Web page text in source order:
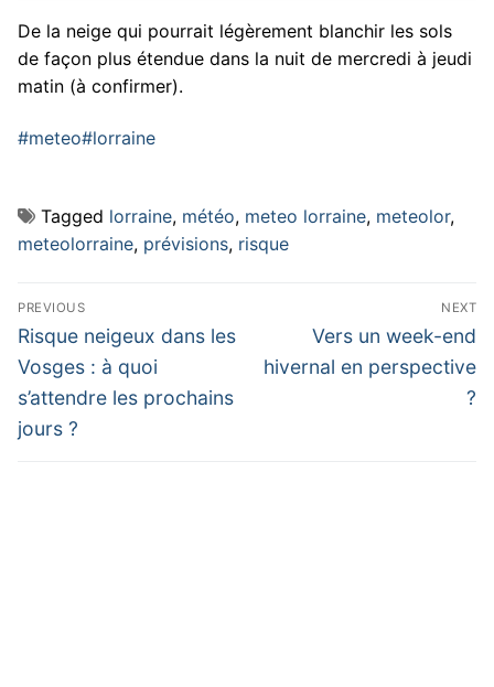
De la neige qui pourrait légèrement blanchir les sols
de façon plus étendue dans la nuit de mercredi à jeudi
matin (à confirmer).
#meteo#lorraine
Tagged lorraine, météo, meteo lorraine, meteolor,
meteolorraine, prévisions, risque
Navigation
de
l’article
PREVIOUS
Previous
post:
Risque neigeux dans les
Vosges : à quoi
s’attendre les prochains
jours ?
NEXT
Next
post:
Vers un week-end
hivernal en perspective
?